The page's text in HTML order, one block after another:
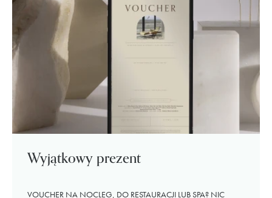
Wyjątkowy prezent
VOUCHER NA NOCLEG, DO RESTAURACJI LUB SPA? NIC